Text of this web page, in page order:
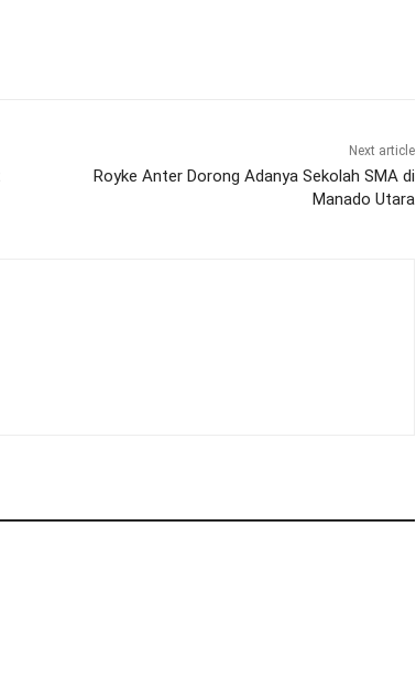
Next article
Royke Anter Dorong Adanya Sekolah SMA di
Manado Utara